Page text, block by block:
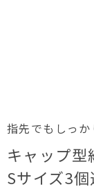
指先でもしっ
キャップ型
Sサイズ3